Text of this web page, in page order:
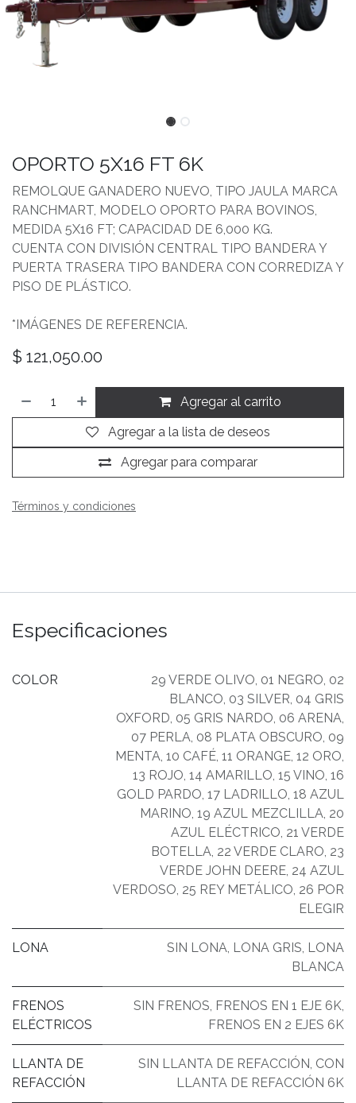
OPORTO 5X16 FT 6K
REMOLQUE GANADERO NUEVO, TIPO JAULA MARCA
RANCHMART, MODELO OPORTO PARA BOVINOS,
MEDIDA 5X16 FT; CAPACIDAD DE 6,000 KG.
CUENTA CON DIVISIÓN CENTRAL TIPO BANDERA Y
PUERTA TRASERA TIPO BANDERA CON CORREDIZA Y
PISO DE PLÁSTICO.
*IMÁGENES DE REFERENCIA.
$ 121,050.00
Agregar al carrito
Agregar para comparar
Agregar a la lista de deseos
Términos y condiciones
Especificaciones
COLOR 29 VERDE OLIVO, 01 NEGRO, 02
BLANCO, 03 SILVER, 04 GRIS
OXFORD, 05 GRIS NARDO, 06 ARENA,
07 PERLA, 08 PLATA OBSCURO, 09
MENTA, 10 CAFÉ, 11 ORANGE, 12 ORO,
13 ROJO, 14 AMARILLO, 15 VINO, 16
GOLD PARDO, 17 LADRILLO, 18 AZUL
MARINO, 19 AZUL MEZCLILLA, 20
AZUL ELÉCTRICO, 21 VERDE
BOTELLA, 22 VERDE CLARO, 23
VERDE JOHN DEERE, 24 AZUL
VERDOSO, 25 REY METÁLICO, 26 POR
ELEGIR
LONA SIN LONA, LONA GRIS, LONA
BLANCA
FRENOS
ELÉCTRICOS
SIN FRENOS, FRENOS EN 1 EJE 6K,
FRENOS EN 2 EJES 6K
LLANTA DE
REFACCIÓN
SIN LLANTA DE REFACCIÓN, CON
LLANTA DE REFACCIÓN 6K